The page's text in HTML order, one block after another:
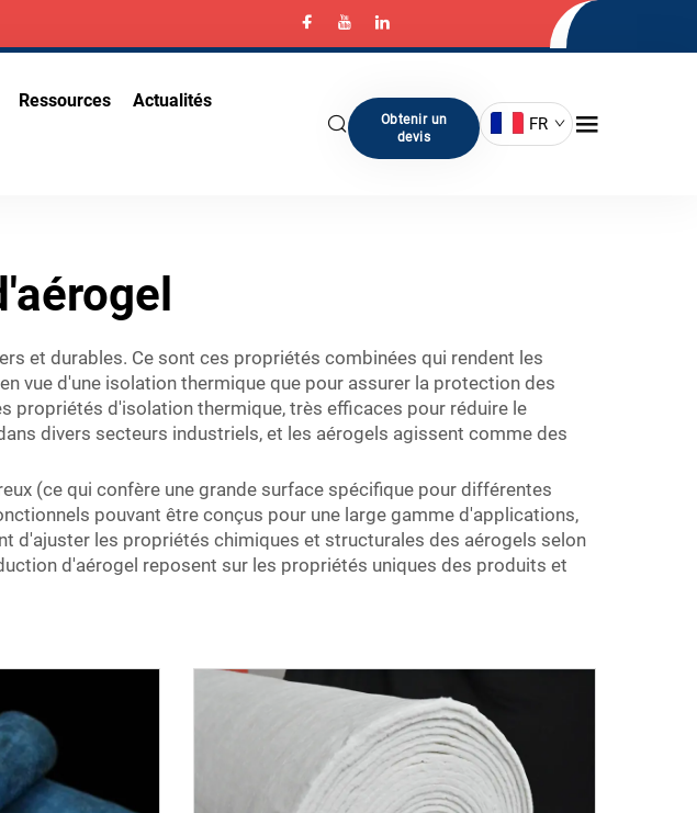
Ressources Actualités
Obtenir un
devis
FR
et durables. Ce sont ces propriétés combinées qui rendent les
vue d'une isolation thermique que pour assurer la protection des
propriétés d'isolation thermique, très efficaces pour réduire le
divers secteurs industriels, et les aérogels agissent comme des
(ce qui confère une grande surface spécifique pour différentes
pouvant être conçus pour une large gamme d'applications,
d'ajuster les propriétés chimiques et structurales des aérogels selon
d'aérogel reposent sur les propriétés uniques des produits et